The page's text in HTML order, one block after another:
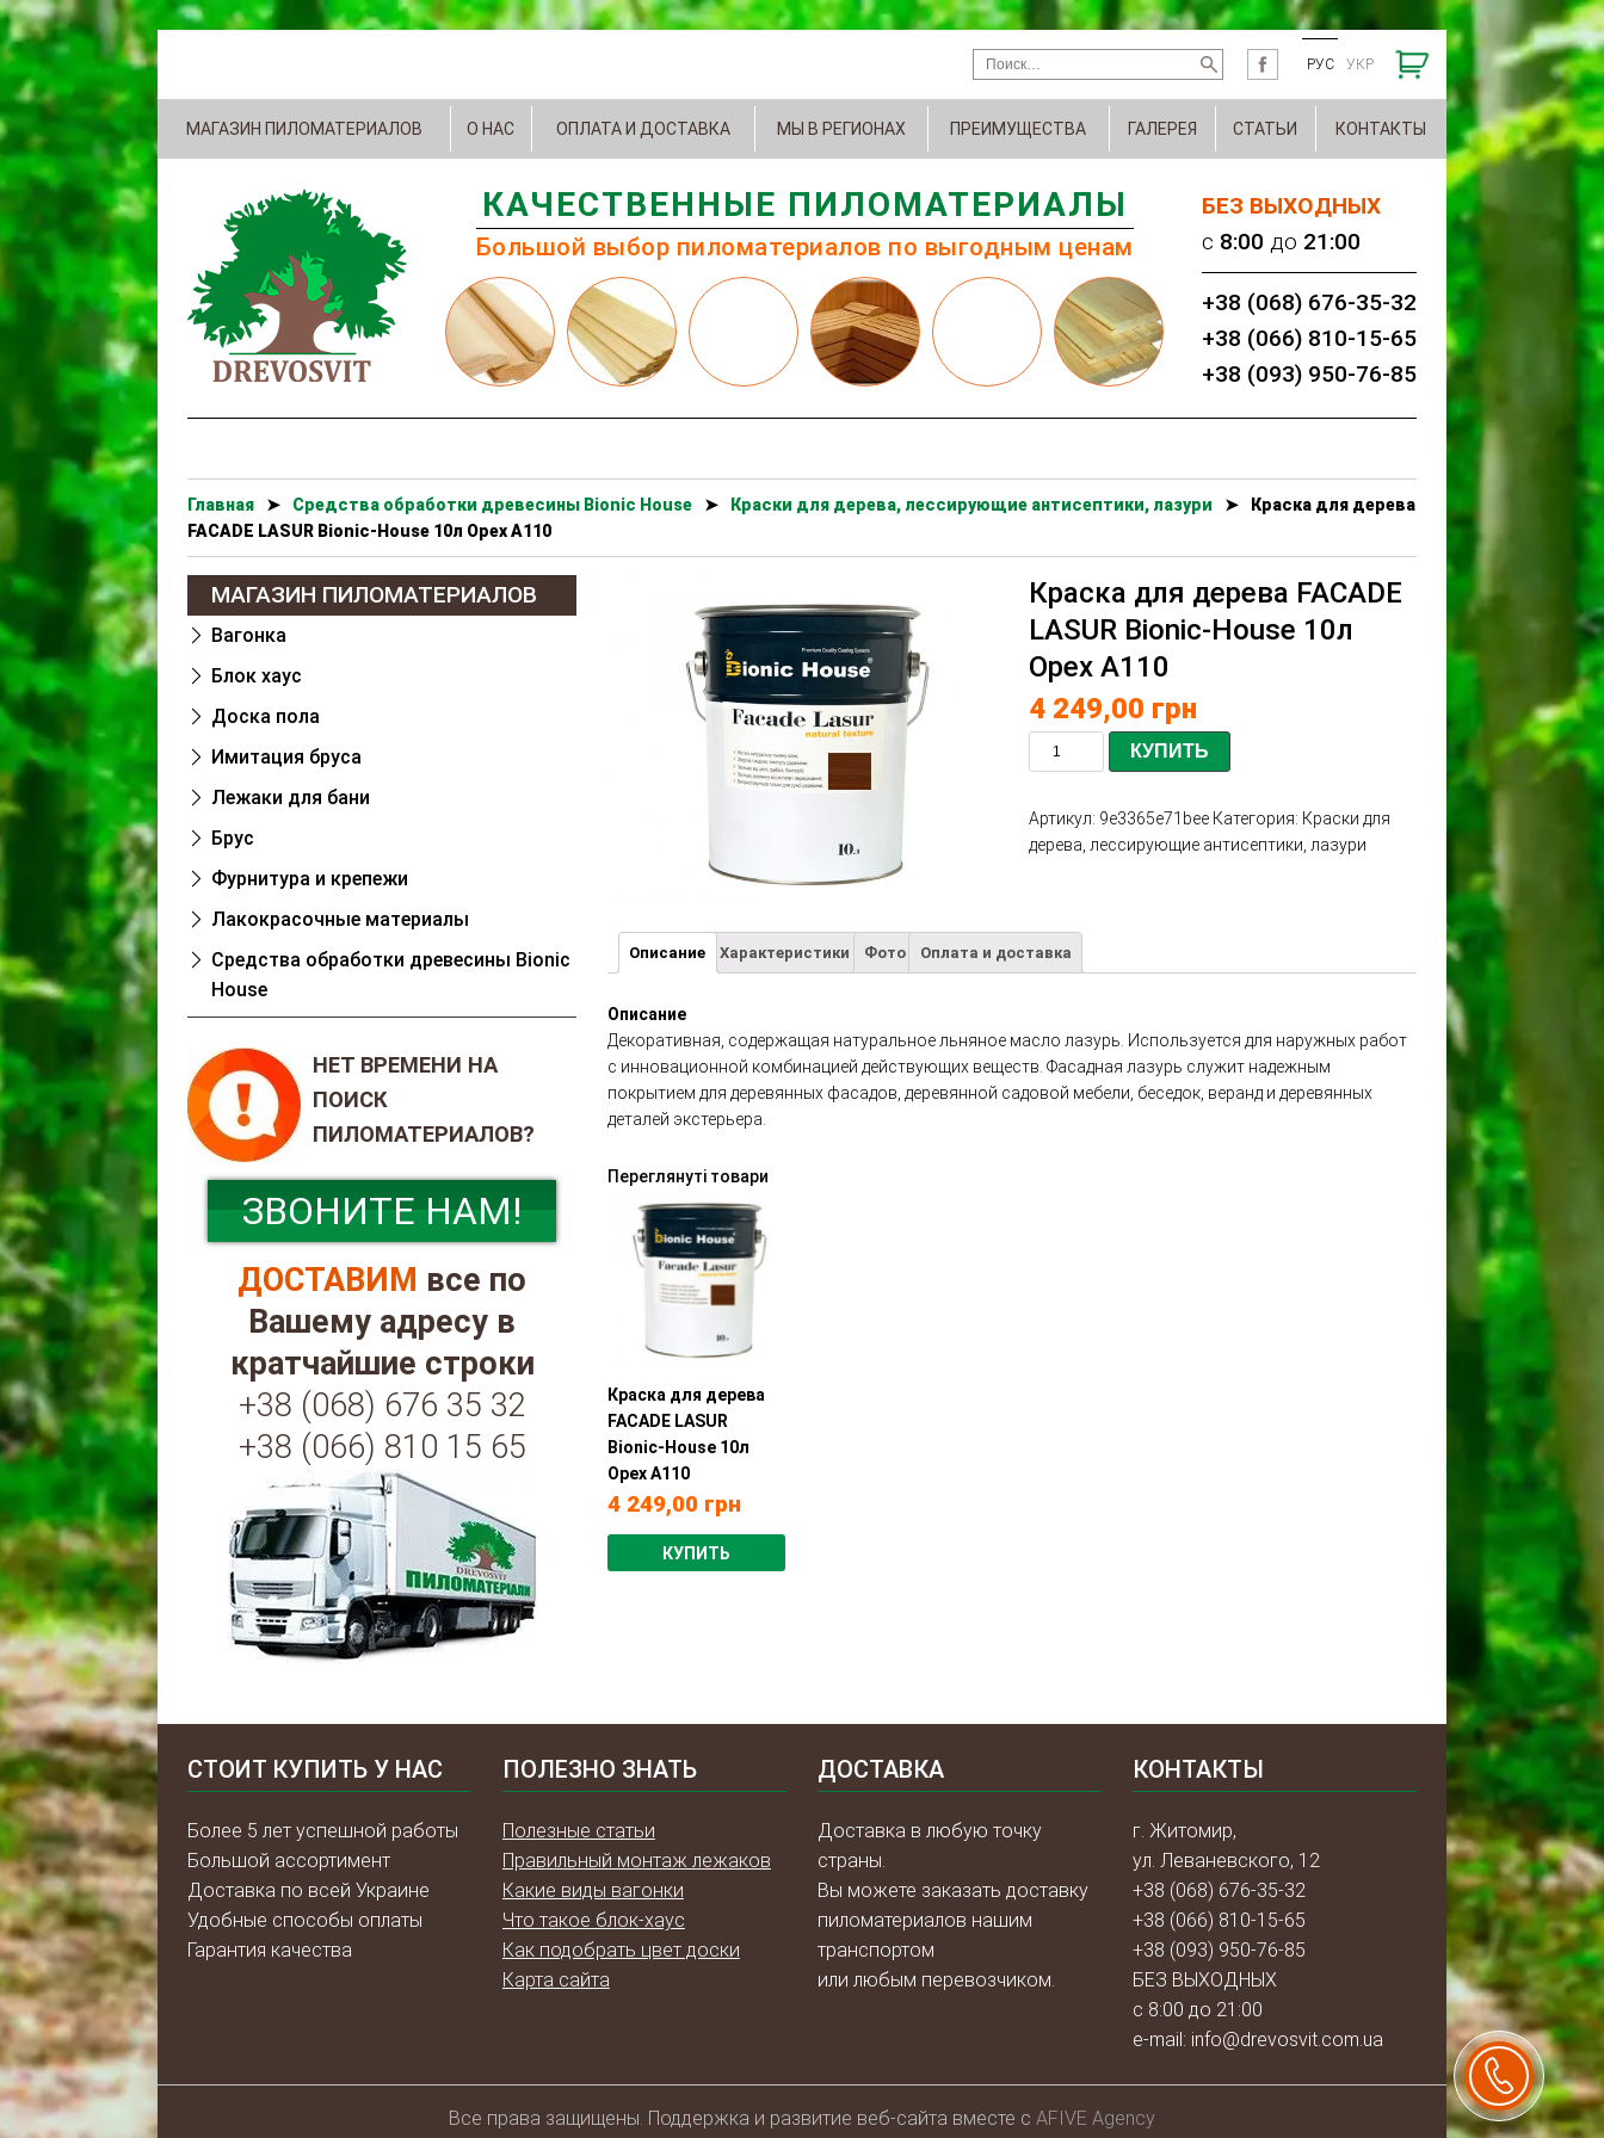
РУС УКР
МАГАЗИН ПИЛОМАТЕРИАЛОВ О НАС ОПЛАТА И ДОСТАВКА МЫ В РЕГИОНАХ ПРЕИМУЩЕСТВА ГАЛЕРЕЯ СТАТЬИ КОНТАКТЫ
БЕЗ ВЫХОДНЫХ
c 8:00 до 21:00
+38 (068) 676-35-32
+38 (066) 810-15-65
+38 (093) 950-76-85
КАЧЕСТВЕННЫЕ ПИЛОМАТЕРИАЛЫ
Большой выбор пиломатериалов по выгодным ценам
Главная ➤ Cредства обработки древесины Bionic House ➤ Краски для дерева, лессирующие антисептики, лазури ➤
Краска для дерева
FACADE LASUR Bionic-House 10л Орех А110
Краска для дерева FACADE
LASUR Bionic-House 10л
Орех А110
4 249,00 грн
КУПИТЬ
Артикул: 9e3365e71bee Категория: Краски для
дерева, лессирующие антисептики, лазури
Описание Характеристики Фото Оплата и доставка
Описание
Декоративная, содержащая натуральное льняное масло лазурь. Используется для наружных работ
с инновационной комбинацией действующих веществ. Фасадная лазурь служит надежным
покрытием для деревянных фасадов, деревянной садовой мебели, беседок, веранд и деревянных
деталей экстерьера.
Переглянуті товари
Краска для дерева
FACADE LASUR
Bionic-House 10л
Орех А110
4 249,00грн
КУПИТЬ
МАГАЗИН ПИЛОМАТЕРИАЛОВ
Вагонка
Блок хаус
Доска пола
Имитация бруса
Лежаки для бани
Брус
Фурнитура и крепежи
Лакокрасочные материалы
Cредства обработки древесины Bionic
House
НЕТ ВРЕМЕНИ НА
ПОИСК
ПИЛОМАТЕРИАЛОВ?
ЗВОНИТЕ НАМ!
ДОСТАВИМ все по
Вашему адресу в
кратчайшие строки
+38 (068) 676 35 32
+38 (066) 810 15 65
СТОИТ КУПИТЬ У НАС
Более 5 лет успешной работы
Большой ассортимент
Доставка по всей Украине
Удобные способы оплаты
Гарантия качества
ПОЛЕЗНО ЗНАТЬ
Полезные статьи
Правильный монтаж лежаков
Какие виды вагонки
Что такое блок-хаус
Как подобрать цвет доски
Карта сайта
ДОСТАВКА
Доставка в любую точку
страны.
Вы можете заказать доставку
пиломатериалов нашим
транспортом
или любым перевозчиком.
КОНТАКТЫ
г. Житомир,
ул. Леваневского, 12
+38 (068) 676-35-32
+38 (066) 810-15-65
+38 (093) 950-76-85
БЕЗ ВЫХОДНЫХ
с 8:00 до 21:00
e-mail: info@drevosvit.com.ua
Всe права защищены. Поддержка и развитие веб-сайта вместе с AFIVE Agency